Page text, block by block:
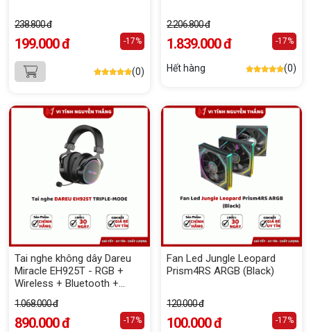
238.800 đ
199.000 đ -17%
(0)
2.206.800 đ
1.839.000 đ -17%
Hết hàng (0)
Tai nghe không dây Dareu
Miracle EH925T - RGB +
Wireless + Bluetooth +
1.068.000 đ
890.000 đ -17%
Fan Led Jungle Leopard
Prism4RS ARGB (Black)
120.000 đ
100.000 đ -17%